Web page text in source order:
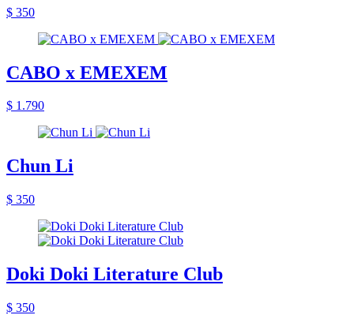
$ 350
CABO x EMEXEM
$ 1.790
Chun Li
$ 350
Doki Doki Literature Club
$ 350